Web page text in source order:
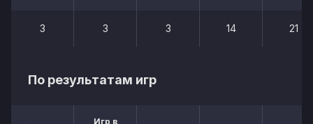
3 3 3 14 21
По результатам игр
Игр в